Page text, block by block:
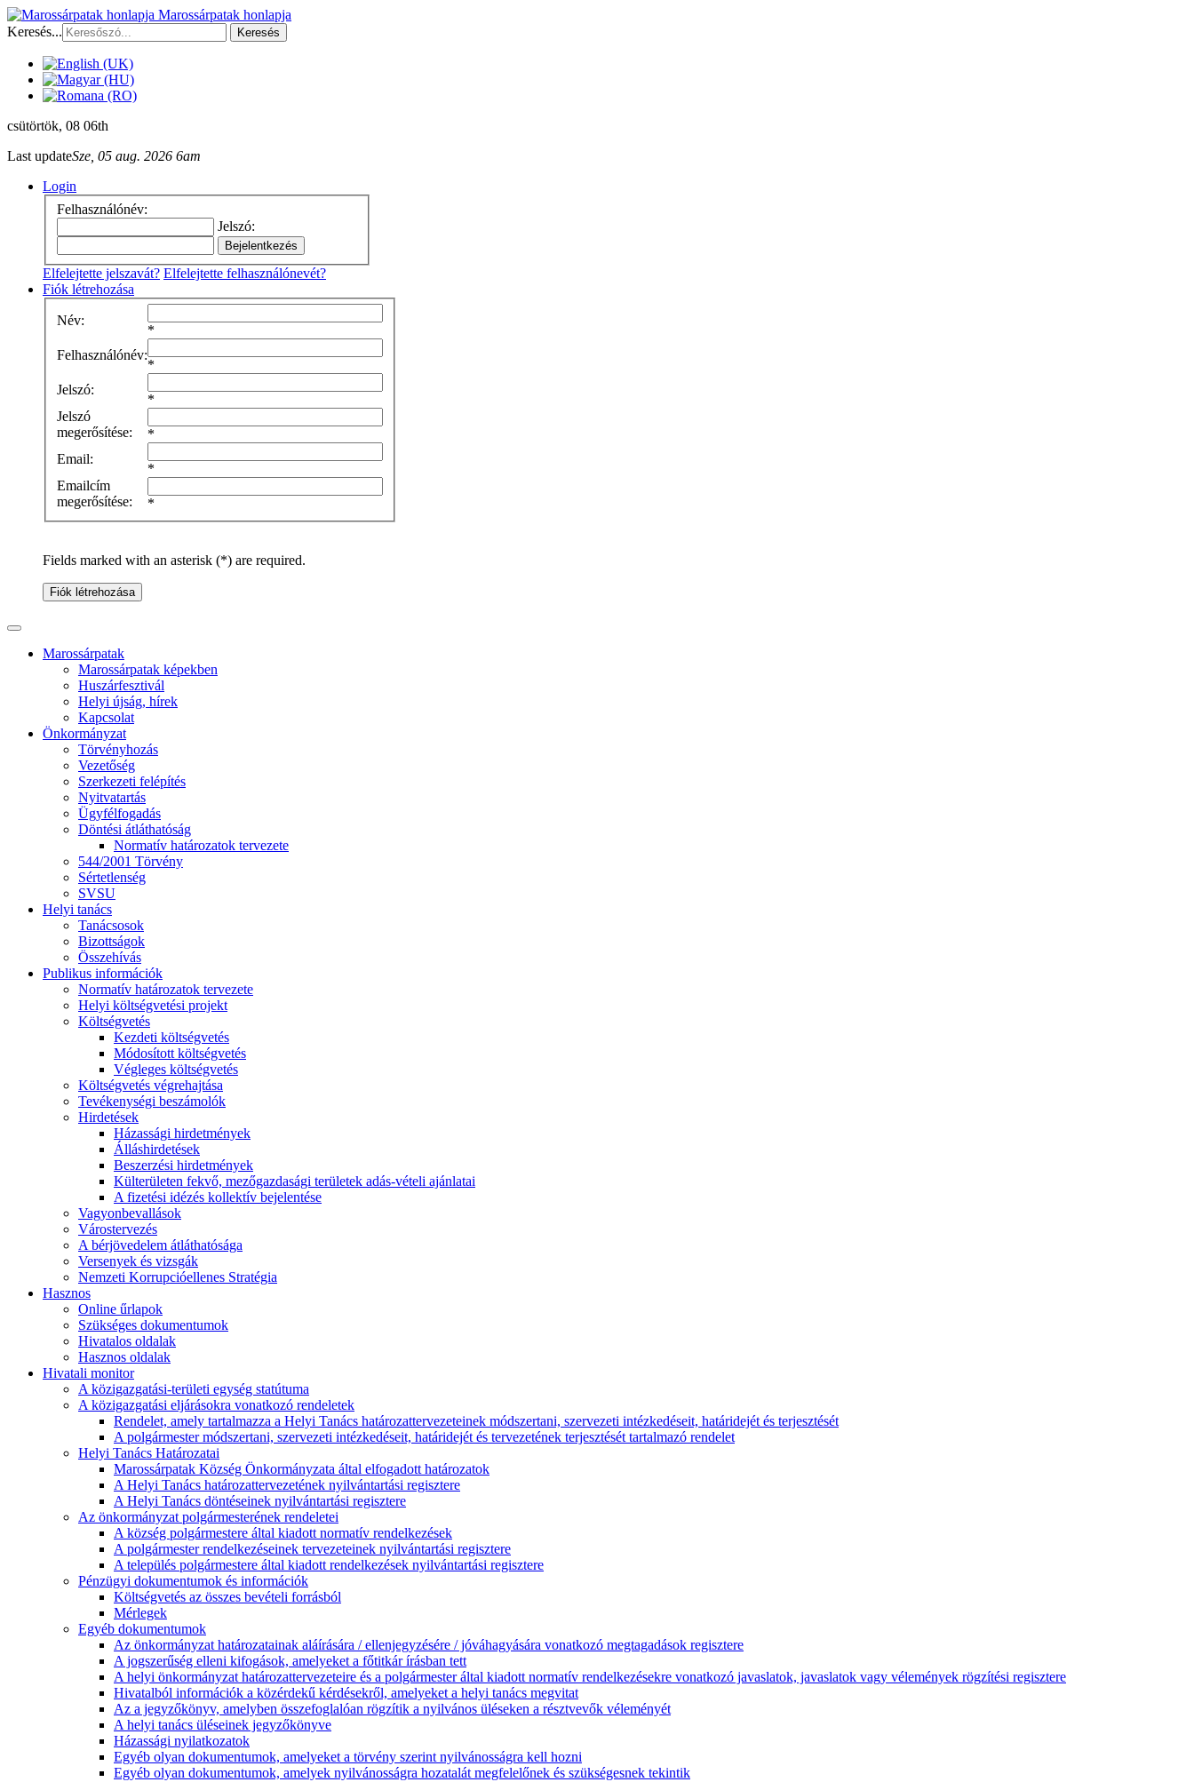
Marossárpatak honlapja
Keresés...
Keresés
csütörtök, 08 06th
Last updateSze, 05 aug. 2026 6am
Login
Felhasználónév:
Jelszó:
Elfelejtette jelszavát? Elfelejtette felhasználónevét?
Fiók létrehozása
Név:
*
Felhasználónév:
*
Jelszó:
*
Jelszó
megerősítése:
*
Email:
*
Emailcím
megerősítése:
*
Fields marked with an asterisk (*) are required.
Fiók létrehozása
Marossárpatak
Marossárpatak képekben
Huszárfesztivál
Helyi újság, hírek
Kapcsolat
Önkormányzat
Törvényhozás
Vezetőség
Szerkezeti felépítés
Nyitvatartás
Ügyfélfogadás
Döntési átláthatóság
Normatív határozatok tervezete
544/2001 Törvény
Sértetlenség
SVSU
Helyi tanács
Tanácsosok
Bizottságok
Összehívás
Publikus információk
Normatív határozatok tervezete
Helyi költségvetési projekt
Költségvetés
Kezdeti költségvetés
Módosított költségvetés
Végleges költségvetés
Költségvetés végrehajtása
Tevékenységi beszámolók
Hirdetések
Házassági hirdetmények
Álláshirdetések
Beszerzési hirdetmények
Külterületen fekvő, mezőgazdasági területek adás-vételi ajánlatai
A fizetési idézés kollektív bejelentése
Vagyonbevallások
Várostervezés
A bérjövedelem átláthatósága
Versenyek és vizsgák
Nemzeti Korrupcióellenes Stratégia
Hasznos
Online űrlapok
Szükséges dokumentumok
Hivatalos oldalak
Hasznos oldalak
Hivatali monitor
A közigazgatási-területi egység statútuma
A közigazgatási eljárásokra vonatkozó rendeletek
Rendelet, amely tartalmazza a Helyi Tanács határozattervezeteinek módszertani, szervezeti intézkedéseit, határidejét és terjesztését
A polgármester módszertani, szervezeti intézkedéseit, határidejét és tervezetének terjesztését tartalmazó rendelet
Helyi Tanács Határozatai
Marossárpatak Község Önkormányzata által elfogadott határozatok
A Helyi Tanács határozattervezetének nyilvántartási regisztere
A Helyi Tanács döntéseinek nyilvántartási regisztere
Az önkormányzat polgármesterének rendeletei
A község polgármestere által kiadott normatív rendelkezések
A polgármester rendelkezéseinek tervezeteinek nyilvántartási regisztere
A település polgármestere által kiadott rendelkezések nyilvántartási regisztere
Pénzügyi dokumentumok és információk
Költségvetés az összes bevételi forrásból
Mérlegek
Egyéb dokumentumok
Az önkormányzat határozatainak aláírására / ellenjegyzésére / jóváhagyására vonatkozó megtagadások regisztere
A jogszerűség elleni kifogások, amelyeket a főtitkár írásban tett
A helyi önkormányzat határozattervezeteire és a polgármester által kiadott normatív rendelkezésekre vonatkozó javaslatok, javaslatok vagy vélemények rögzítési regisztere
Hivatalból információk a közérdekű kérdésekről, amelyeket a helyi tanács megvitat
Az a jegyzőkönyv, amelyben összefoglalóan rögzítik a nyilvános üléseken a résztvevők véleményét
A helyi tanács üléseinek jegyzőkönyve
Házassági nyilatkozatok
Egyéb olyan dokumentumok, amelyeket a törvény szerint nyilvánosságra kell hozni
Egyéb olyan dokumentumok, amelyek nyilvánosságra hozatalát megfelelőnek és szükségesnek tekintik